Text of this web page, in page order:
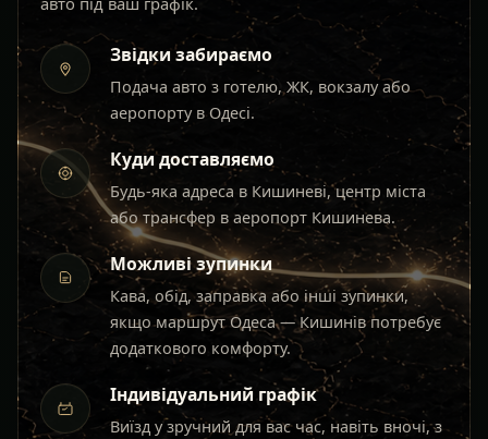
Звідки забираємо
Подача авто з готелю, ЖК, вокзалу або
аеропорту в Одесі.
Куди доставляємо
Будь-яка адреса в Кишиневі, центр міста
або трансфер в аеропорт Кишинева.
Можливі зупинки
Кава, обід, заправка або інші зупинки,
якщо маршрут Одеса — Кишинів потребує
додаткового комфорту.
Індивідуальний графік
Виїзд у зручний для вас час, навіть вночі, з